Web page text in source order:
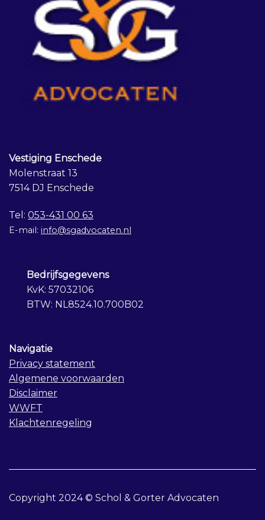
Vestiging Enschede
Molenstraat 13
7514 DJ Enschede
Tel: 053-431 00 63
E-mail: info@sgadvocaten.nl
Bedrijfsgegevens
KvK: 57032106
BTW: NL8524.10.700B02
Navigatie
Privacy statement
Algemene voorwaarden
Disclaimer
WWFT
Klachtenregeling
Copyright 2024 © Schol & Gorter Advocaten